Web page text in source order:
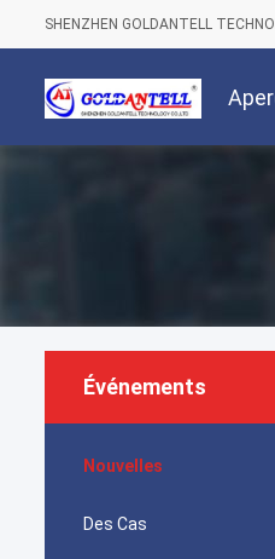
SHENZHEN GOLDANTELL
Événements
Nouvelles
Des Cas